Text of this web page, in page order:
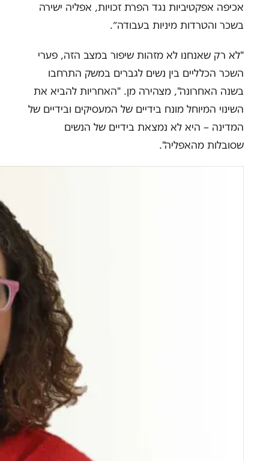
אכיפה אפקטיביות נגד הפרת זכויות, אפליה ישירה
בשכר והטרדות מיניות בעבודה״.
"לא רק שאנחנו לא מזהות שיפור במצב הזה, פערי
השכר הכלליים בין נשים לגברים במשק התרחבו
בשנה האחרונה", מצהירה מן. "האחריות להביא את
השינוי המיוחל מונח בידיים של המעסיקים ובידיים של
המדינה – היא לא נמצאת בידיים של הנשים
שסובלות מהאפליה".